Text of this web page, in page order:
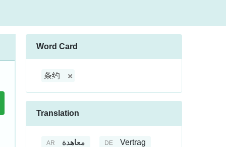
Word Card
条约
Translation
AR معاهدة DE Vertrag